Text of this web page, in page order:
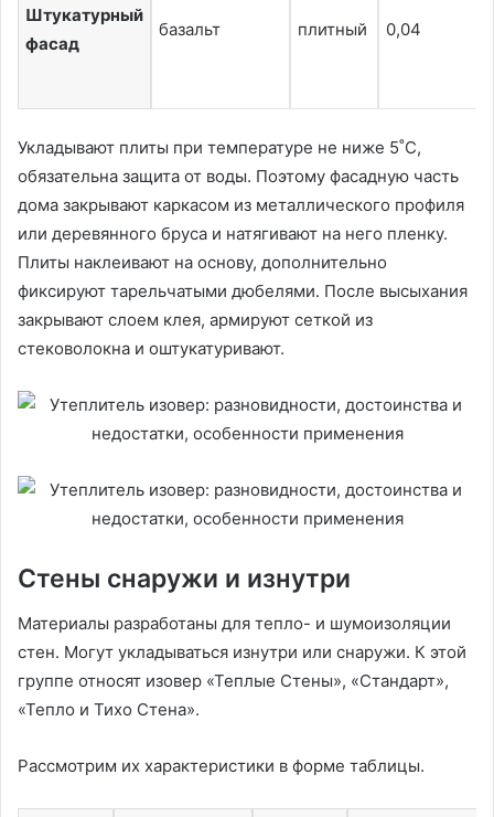
Штукатурный
фасад
базальт плитный 0,04
Укладывают плиты при температуре не ниже 5˚С,
обязательна защита от воды. Поэтому фасадную часть
дома закрывают каркасом из металлического профиля
или деревянного бруса и натягивают на него пленку.
Плиты наклеивают на основу, дополнительно
фиксируют тарельчатыми дюбелями. После высыхания
закрывают слоем клея, армируют сеткой из
стековолокна и оштукатуривают.
Стены снаружи и изнутри
Материалы разработаны для тепло- и шумоизоляции
стен. Могут укладываться изнутри или снаружи. К этой
группе относят изовер «Теплые Стены», «Стандарт»,
«Тепло и Тихо Стена».
Рассмотрим их характеристики в форме таблицы.